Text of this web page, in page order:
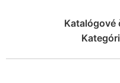
Katalógové